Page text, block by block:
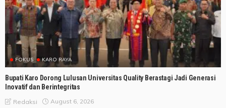
FOKUS KARO RAYA
Bupati Karo Dorong Lulusan Universitas Quality Berastagi Jadi Generasi
Inovatif dan Berintegritas
Redaksi August 6, 2026